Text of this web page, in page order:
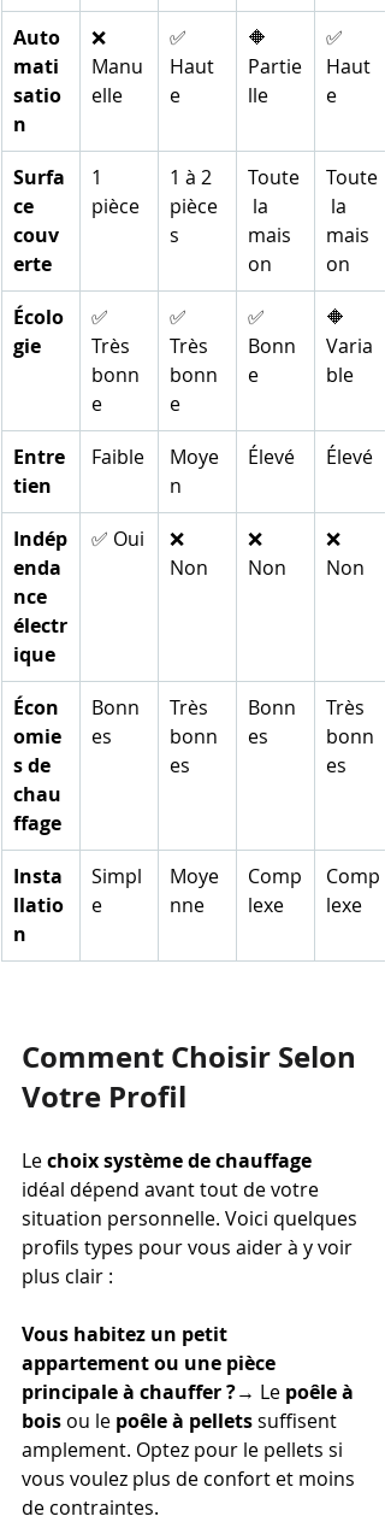
Auto
mati
satio
n
❌
Manu
elle
✅
Haut
e
🔶
Partie
lle
✅
Haut
e
Surfa
ce
couv
erte
1
pièce
1 à 2
pièce
s
Toute
la
mais
on
Toute
la
mais
on
Écolo
gie
✅
Très
bonn
e
✅
Très
bonn
e
✅
Bonn
e
🔶
Varia
ble
Entre
tien
Faible
Moye
n
Élevé Élevé
Indép
enda
nce
électr
ique
✅ Oui
❌
Non
❌
Non
❌
Non
Écon
omie
s de
chau
ffage
Bonn
es
Très
bonn
es
Bonn
es
Très
bonn
es
Insta
llatio
n
Simpl
e
Moye
nne
Comp
lexe
Comp
lexe
Comment Choisir Selon
Votre Profil
Le choix système de chauffage
idéal dépend avant tout de votre
situation personnelle. Voici quelques
profils types pour vous aider à y voir
plus clair :
Vous habitez un petit
appartement ou une pièce
principale à chauffer ?→ Le poêle à
bois ou le poêle à pellets suffisent
amplement. Optez pour le pellets si
vous voulez plus de confort et moins
de contraintes.